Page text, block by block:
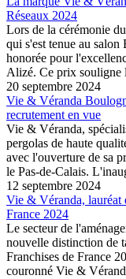
Réseaux 2024
Lors de la cérémonie
qui s'est tenue au
honorée pour
Alizé. Ce prix souligne
20 septembre 2024
Vie & Véranda
recrutement en vue
Vie & Véranda,
pergolas de haute
avec l'ouverture de sa
le Pas-de-Calais.
12 septembre 2024
Vie & Véranda, lauréat
France 2024
Le secteur de
nouvelle distinction de
Franchises de France
couronné Vie &